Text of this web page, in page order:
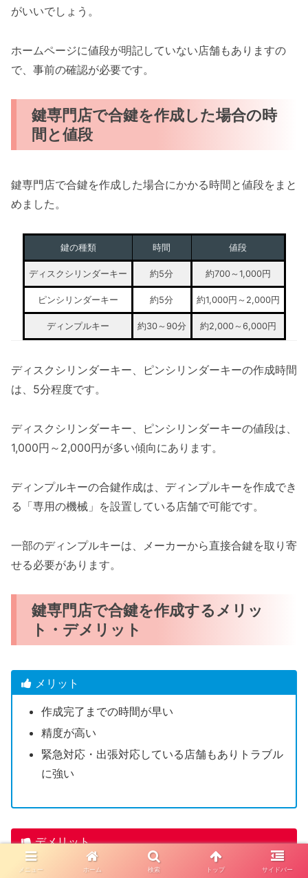
がいいでしょう。
ホームページに値段が明記していない店舗もありますの
で、事前の確認が必要です。
鍵専門店で合鍵を作成した場合の時
間と値段
鍵専門店で合鍵を作成した場合にかかる時間と値段をまと
めました。
鍵の種類 時間 値段
ディスクシリンダーキー 約5分 約700～1,000円
ピンシリンダーキー 約5分 約1,000円～2,000円
ディンプルキー 約30～90分 約2,000～6,000円
ディスクシリンダーキー、ピンシリンダーキーの作成時間
は、5分程度です。
ディスクシリンダーキー、ピンシリンダーキーの値段は、
1,000円～2,000円が多い傾向にあります。
ディンプルキーの合鍵作成は、ディンプルキーを作成でき
る「専用の機械」を設置している店舗で可能です。
一部のディンプルキーは、メーカーから直接合鍵を取り寄
せる必要があります。
鍵専門店で合鍵を作成するメリッ
ト・デメリット
メリット
作成完了までの時間が早い
精度が高い
緊急対応・出張対応している店舗もありトラブル
に強い
デメリット
一部のディンプルキーは店舗で合鍵作成できない
メニュー ホーム 検索 トップ サイドバー